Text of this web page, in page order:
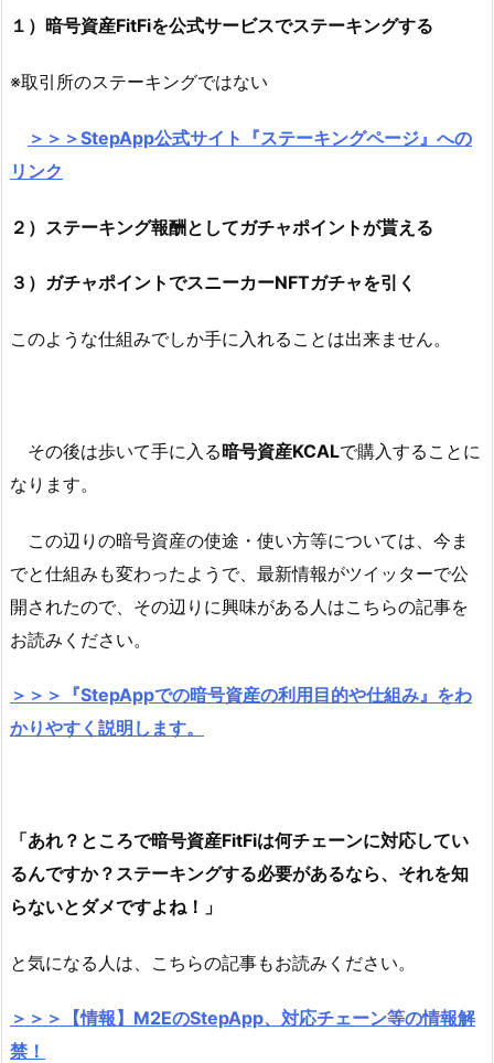
１）暗号資産FitFiを公式サービスでステーキングする
※取引所のステーキングではない
＞＞＞StepApp公式サイト『ステーキングページ』への
リンク
２）ステーキング報酬としてガチャポイントが貰える
３）ガチャポイントでスニーカーNFTガチャを引く
このような仕組みでしか手に入れることは出来ません。
その後は歩いて手に入る暗号資産KCALで購入することに
なります。
この辺りの暗号資産の使途・使い方等については、今ま
でと仕組みも変わったようで、最新情報がツイッターで公
開されたので、その辺りに興味がある人はこちらの記事を
お読みください。
＞＞＞『StepAppでの暗号資産の利用目的や仕組み』をわ
かりやすく説明します。
「あれ？ところで暗号資産FitFiは何チェーンに対応してい
るんですか？ステーキングする必要があるなら、それを知
らないとダメですよね！」
と気になる人は、こちらの記事もお読みください。
＞＞＞【情報】M2EのStepApp、対応チェーン等の情報解
禁！